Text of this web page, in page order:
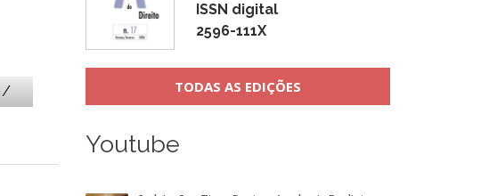
ISSN digital
2596-111X
TODAS AS EDIÇÕES
Youtube